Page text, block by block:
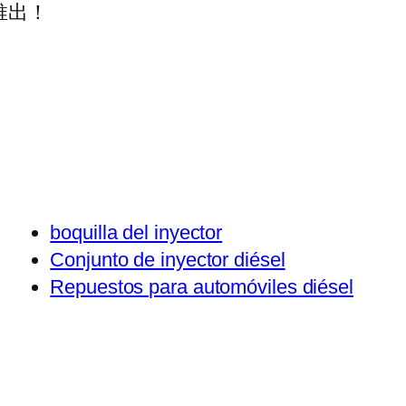
！
boquilla del inyector
Conjunto de inyector diésel
Repuestos para automóviles diésel